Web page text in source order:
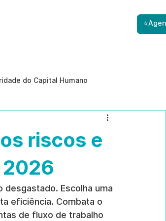
do Capital Humano
Gestão de Riscos com IA
internas
riscos e
desgastado. Escolha uma
eficiência. Combata o
de fluxo de trabalho